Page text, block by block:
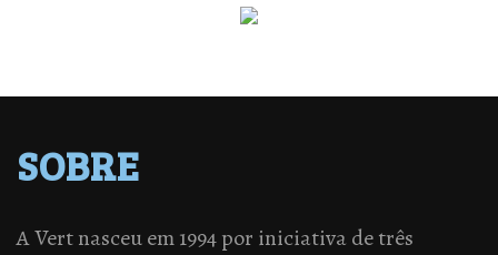
SOBRE
A Vert nasceu em 1994 por iniciativa de três